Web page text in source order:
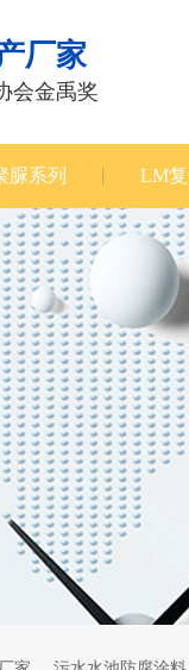
厂家
会金禹奖
脲系列 LM